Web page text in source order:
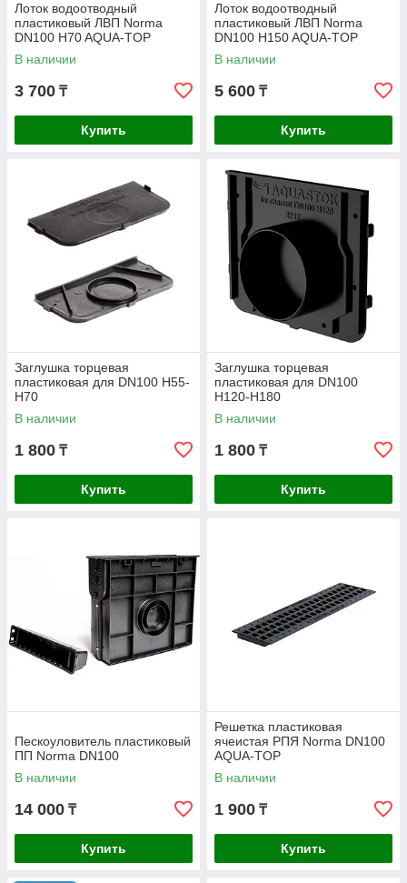
Лоток водоотводный
пластиковый ЛВП Norma
DN100 H70 AQUA-TOP
В наличии
3 700 ₸
Купить
Лоток водоотводный
пластиковый ЛВП Norma
DN100 H150 AQUA-TOP
В наличии
5 600 ₸
Купить
Заглушка торцевая
пластиковая для DN100 H55-
H70
В наличии
1 800 ₸
Купить
Заглушка торцевая
пластиковая для DN100
H120-H180
В наличии
1 800 ₸
Купить
Пескоуловитель пластиковый
ПП Norma DN100
В наличии
14 000 ₸
Купить
Решетка пластиковая
ячеистая РПЯ Norma DN100
AQUA-TOP
В наличии
1 900 ₸
Купить